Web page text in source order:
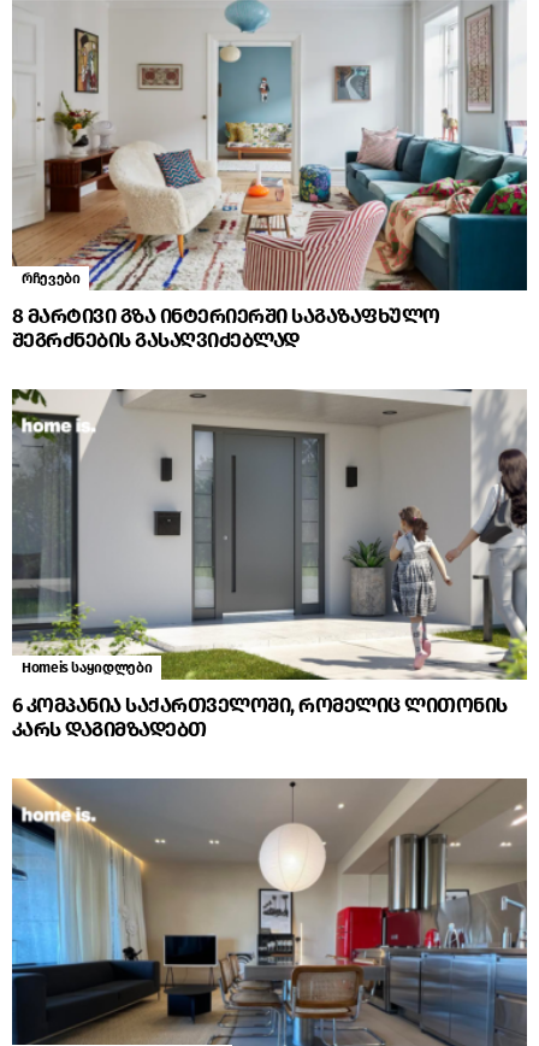
რჩევები
8 მარტივი გზა ინტერიერში საგაზაფხულო
შეგრძნების გასაღვიძებლად
Homeis საყიდლები
6 კომპანია საქართველოში, რომელიც ლითონის
კარს დაგიმზადებთ